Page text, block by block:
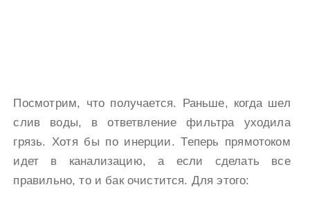
Посмотрим, что получается. Раньше, когда шел
слив воды, в ответвление фильтра уходила
грязь. Хотя бы по инерции. Теперь прямотоком
идет в канализацию, а если сделать все
правильно, то и бак очистится. Для этого: